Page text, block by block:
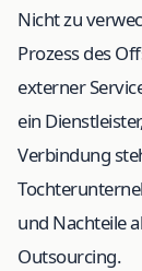
Nicht zu
Prozess des
externer
ein
Verbindung
und Nachteile
Outsourcing.